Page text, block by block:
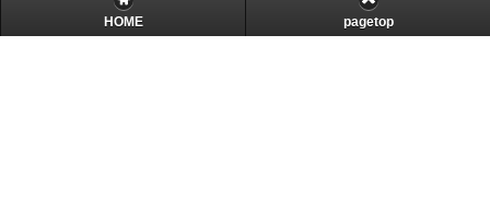
HOME pagetop